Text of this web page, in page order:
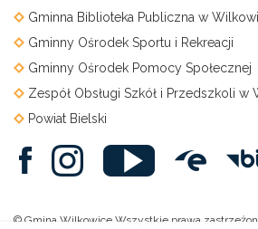
Gminna Biblioteka Publiczna w
Gminny Ośrodek Sportu i Rekreacji
Gminny Ośrodek Pomocy Społecznej
Zespół Obsługi Szkół i Przedszkoli w
Powiat Bielski
© Gmina Wilkowice Wszystkie prawa